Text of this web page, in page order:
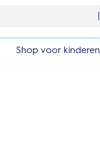
Shop voor kinderen